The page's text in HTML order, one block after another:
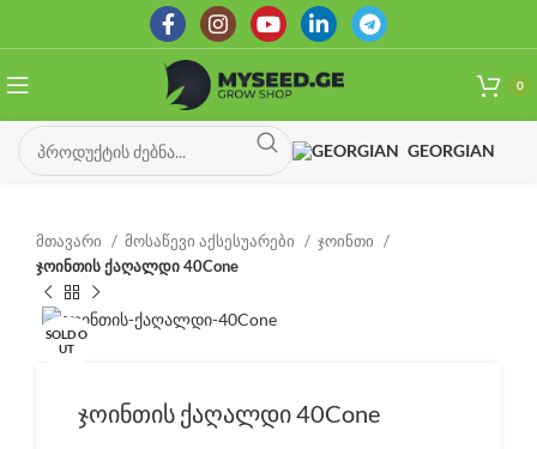
0
GEORGIAN
მთავარი მოსაწევი აქსესუარები
ჯოინთი
ჯოინთის ქაღალდი 40Cone
SOLD O
UT
ჯოინთის ქაღალდი 40Cone